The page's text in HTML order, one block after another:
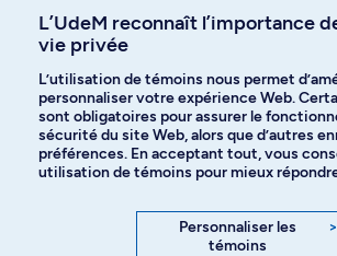
Langues
Facebook
L’UdeM reconnaît l’importance
vie privée
L’utilisation de témoins nous permet
personnaliser votre expérience Web.
sont obligatoires pour assurer le
sécurité du site Web, alors que d’autres
préférences. En acceptant tout, vous
utilisation de témoins pour mieux
Personnaliser les
témoins
>